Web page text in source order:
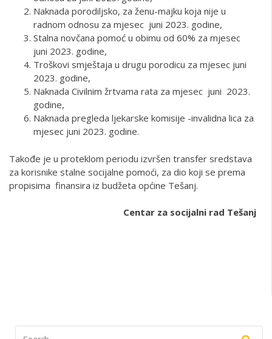
Naknada porodiljsko, za ženu-majku koja nije u
radnom odnosu za mjesec juni 2023. godine,
Stalna novčana pomoć u obimu od 60% za mjesec
juni 2023. godine,
Troškovi smještaja u drugu porodicu za mjesec juni
2023. godine,
Naknada Civilnim žrtvama rata za mjesec juni 2023.
godine,
Naknada pregleda ljekarske komisije -invalidna lica za
mjesec juni 2023. godine.
Takođe je u proteklom periodu izvršen transfer sredstava
za korisnike stalne socijalne pomoći, za dio koji se prema
propisima finansira iz budžeta općine Tešanj.
Centar za socijalni rad Tešanj